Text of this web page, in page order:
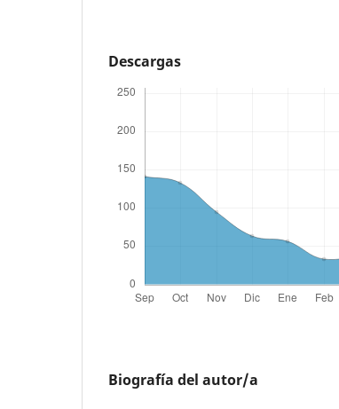
Descargas
Biografía del autor/a